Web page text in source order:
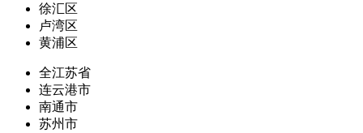
徐汇区
卢湾区
黄浦区
全江苏省
连云港市
南通市
苏州市